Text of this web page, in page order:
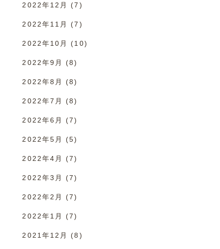
2022年12月 (7)
2022年11月 (7)
2022年10月 (10)
2022年9月 (8)
2022年8月 (8)
2022年7月 (8)
2022年6月 (7)
2022年5月 (5)
2022年4月 (7)
2022年3月 (7)
2022年2月 (7)
2022年1月 (7)
2021年12月 (8)